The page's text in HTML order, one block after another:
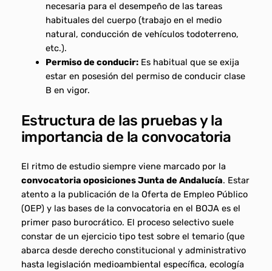
necesaria para el desempeño de las tareas
habituales del cuerpo (trabajo en el medio
natural, conducción de vehículos todoterreno,
etc.).
Permiso de conducir:Es habitual que se exija
estar en posesión del permiso de conducir clase
B en vigor.
Estructura de las pruebas y la
importancia de la convocatoria
El ritmo de estudio siempre viene marcado por la
convocatoria oposiciones Junta de Andalucía. Estar
atento a la publicación de la Oferta de Empleo Público
(OEP) y las bases de la convocatoria en el BOJA es el
primer paso burocrático. El proceso selectivo suele
constar de un ejercicio tipo test sobre el temario (que
abarca desde derecho constitucional y administrativo
hasta legislación medioambiental específica, ecología